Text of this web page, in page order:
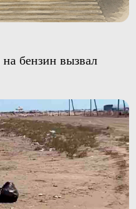
бензин вызвал